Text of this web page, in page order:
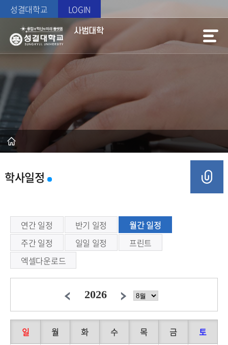
성결대학교 LOGIN
사범대학
학사일정
연간 일정 반기 일정
월간 일정
주간 일정
일일 일정
프린트
엑셀다운로드
일 월 화 수 목 금
토